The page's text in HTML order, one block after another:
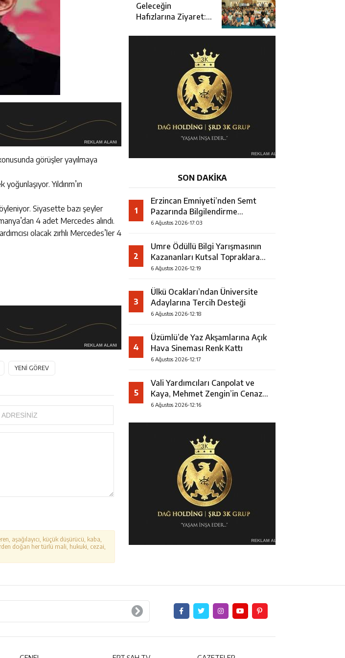
konusunda görüşler yayılmaya
Yıldırım’ın
söyleniyor. Siyasette bazı şeyler
4 adet Mercedes alındı.
olacak zırhlı Mercedes’ler 4
YENİ GÖREV
aşağılayıcı, küçük düşürücü, kaba,
doğan her türlü mali, hukuki, cezai,
Geleceğin
Hafızlarına Ziyaret:
Erzincan’da Kur’an
Kursu Öğrencileriyle
SON DAKİKA
1
Erzincan Emniyeti’nden Semt
Pazarında Bilgilendirme
Faaliyeti
6 Ağustos 2026-17:03
2
Umre Ödüllü Bilgi Yarışmasının
Kazananları Kutsal Topraklara
Uğurlandı
6 Ağustos 2026-12:19
3
Ülkü Ocakları’ndan Üniversite
Adaylarına Tercih Desteği
6 Ağustos 2026-12:18
4
Üzümlü’de Yaz Akşamlarına Açık
Hava Sineması Renk Kattı
6 Ağustos 2026-12:17
5
Vali Yardımcıları Canpolat ve
Kaya, Mehmet Zengin’in Cenaze
Törenine Katıldı
6 Ağustos 2026-12:16